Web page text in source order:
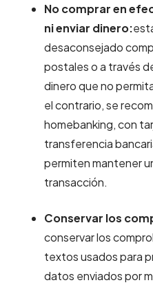
No comprar en
ni enviar dinero:
desaconsejado
postales o a través
dinero que no
el contrario, se
homebanking, con
transferencia
permiten mantener
transacción.
Conservar los
conservar los
textos usados para
datos enviados por